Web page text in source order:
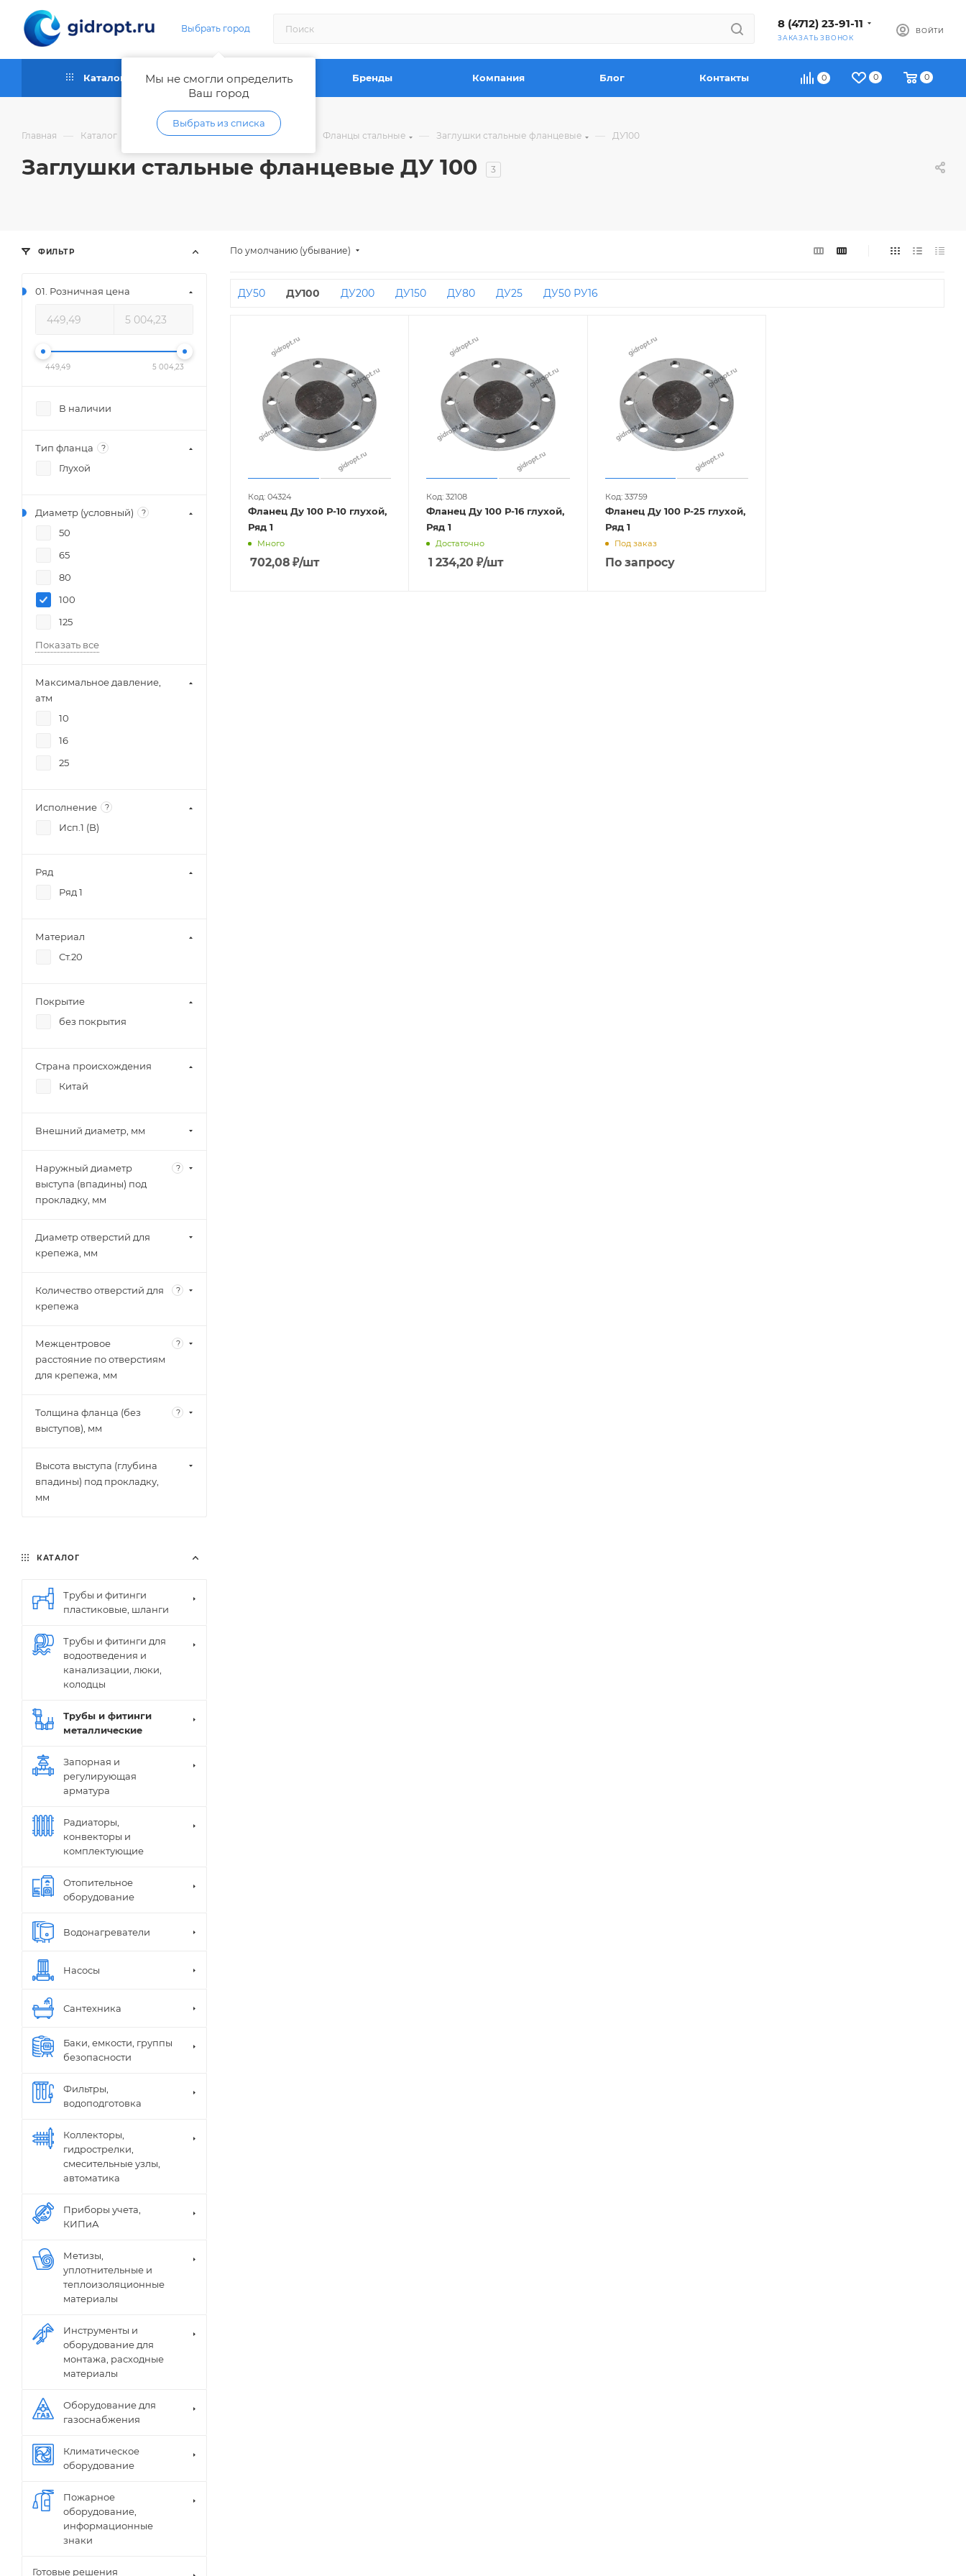
Выбрать город
Мы не смогли определить
Ваш город
Выбрать из списка
8 (4712) 23-91-11
ЗАКАЗАТЬ ЗВОНОК
ВОЙТИ
0 0 0
Каталог Как купить Бренды Компания Блог Контакты
Главная — Каталог Трубы и фитинги металлические Фланцы стальные — Заглушки стальные фланцевые — ДУ100
Заглушки стальные фланцевые ДУ 100 3
По умолчанию (убывание)
ДУ50 ДУ100 ДУ200 ДУ150 ДУ80 ДУ25 ДУ50 РУ16
Код: 04324
Фланец Ду 100 Р-10 глухой,
Ряд 1
Много
702,08 ₽/шт
Код: 32108
Фланец Ду 100 Р-16 глухой,
Ряд 1
Достаточно
1 234,20 ₽/шт
Код: 33759
Фланец Ду 100 Р-25 глухой,
Ряд 1
Под заказ
По запросу
ФИЛЬТР
01. Розничная цена
449,49 5 004,23
В наличии
Тип фланца ?
Глухой
Диаметр (условный) ?
50
65
80
100
125
Показать все
Максимальное давление,
атм
10
16
25
Исполнение ?
Исп.1 (B)
Ряд
Ряд 1
Материал
Ст.20
Покрытие
без покрытия
Страна происхождения
Китай
Внешний диаметр, мм
Наружный диаметр
выступа (впадины) под
прокладку, мм
?
Диаметр отверстий для
крепежа, мм
Количество отверстий для
крепежа
?
Межцентровое
расстояние по отверстиям
для крепежа, мм
?
Толщина фланца (без
выступов), мм
?
Высота выступа (глубина
впадины) под прокладку,
мм
КАТАЛОГ
Трубы и фитинги
пластиковые, шланги
Трубы и фитинги для
водоотведения и
канализации, люки,
колодцы
Трубы и фитинги
металлические
Запорная и
регулирующая
арматура
Радиаторы,
конвекторы и
комплектующие
Отопительное
оборудование
Водонагреватели
Насосы
Сантехника
Баки, емкости, группы
безопасности
Фильтры,
водоподготовка
Коллекторы,
гидрострелки,
смесительные узлы,
автоматика
Приборы учета,
КИПиА
Метизы,
уплотнительные и
теплоизоляционные
материалы
Инструменты и
оборудование для
монтажа, расходные
материалы
Оборудование для
газоснабжения
Климатическое
оборудование
Пожарное
оборудование,
информационные
знаки
Готовые решения